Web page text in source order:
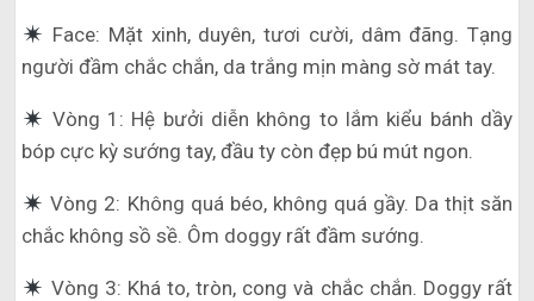
Face: Mặt xinh, duyên, tươi cười, dâm đãng. Tạng
người đầm chắc chắn, da trắng mịn màng sờ mát tay.
Vòng 1: Hệ bưởi diễn không to lắm kiểu bánh dầy
bóp cực kỳ sướng tay, đầu ty còn đẹp bú mút ngon.
Vòng 2: Không quá béo, không quá gầy. Da thịt săn
chắc không sồ sề. Ôm doggy rất đầm sướng.
Vòng 3: Khá to, tròn, cong và chắc chắn. Doggy rất